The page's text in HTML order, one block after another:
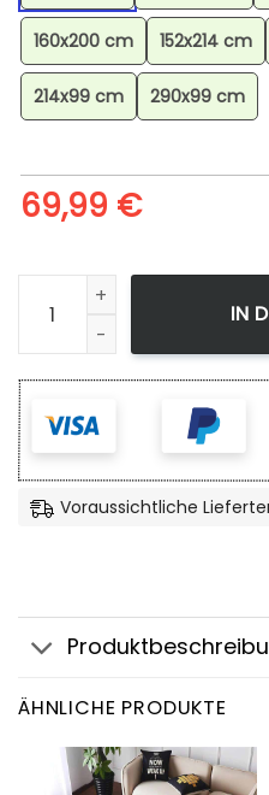
160x200 cm 152x214 cm
214x99 cm 290x99 cm
69,99 €
Assassins Creed
IN
Voraussichtliche
ÄHNLICHE PRODUKTE